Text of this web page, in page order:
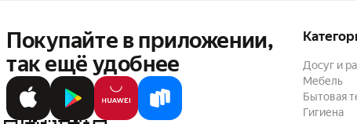
Покупайте в приложении,
так ещё удобнее
Досуг и
Мебель
Бытовая
Гигиена